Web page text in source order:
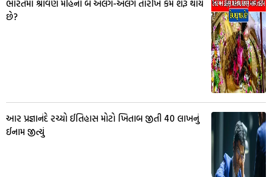
ભારતમાં શ્રાવણ મહિનો બે અલગ-અલગ તારીખે કેમ શરૂ થાય
છે?
આર પ્રજ્ઞાનંદે રચ્યો ઈતિહાસ મોટો ખિતાબ જીતી 40 લાખનું
ઈનામ જીત્યું